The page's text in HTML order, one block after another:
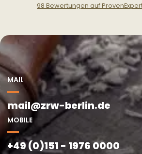
98 Bewertungen auf
MAIL
mail@zrw-berlin.de
MOBILE
+49 (0)151 - 1976 0000